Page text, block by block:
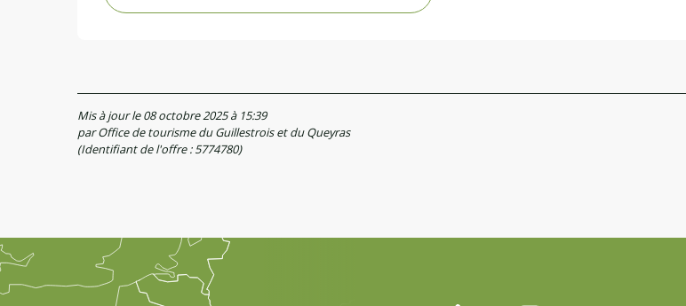
Mis à jour le 08 octobre 2025 à 15:39
par Office de tourisme du Guillestrois et du Queyras
(Identifiant de l'offre :5774780)